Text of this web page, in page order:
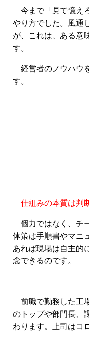
今まで「見て憶え
やり方でした。風通
が、これは、ある意
す。
経営者のノウハウ
す。
仕組みの本質は判
個力ではなく、チ
体策は手順書やマニ
あれば現場は自主的
念できるのです。
前職で勤務した工
のトップや部門長、
わります。上司はコ